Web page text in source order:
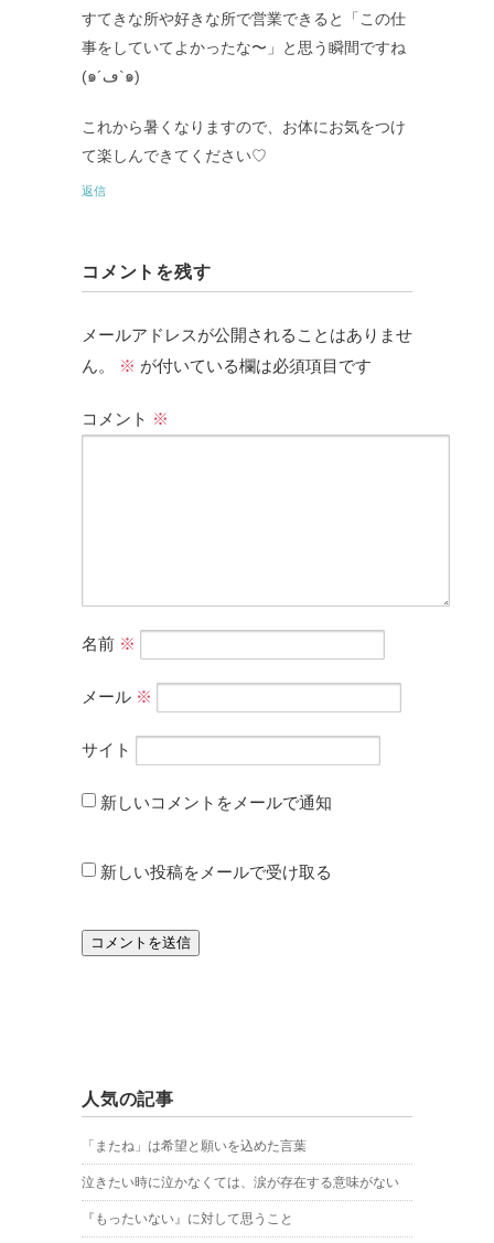
すてきな所や好きな所で営業できると「この仕
事をしていてよかったな〜」と思う瞬間ですね
(๑´ڡ`๑)
これから暑くなりますので、お体にお気をつけ
て楽しんできてください♡
返信
コメントを残す
メールアドレスが公開されることはありませ
ん。
※ が付いている欄は必須項目です
コメント ※
名前 ※
メール ※
サイト
新しいコメントをメールで通知
新しい投稿をメールで受け取る
人気の記事
「またね」は希望と願いを込めた言葉
泣きたい時に泣かなくては、涙が存在する意味がない
『もったいない』に対して思うこと